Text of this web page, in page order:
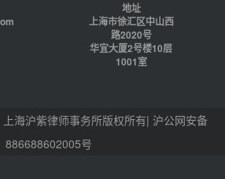
地址
上海市徐汇区中山西
路2020号
华宜大厦2号楼10层
1001室
海沪紫律师事务所版权所有| 沪公网安备
886688602005号